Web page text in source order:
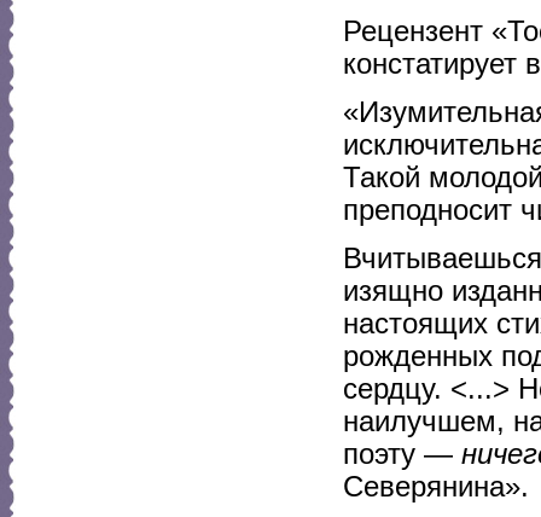
Рецензент
констатирует
Такой
преподносит
изящно
настоящих
рожденных
сердцу. <...>
наилучшем,
поэту —
Северянина».